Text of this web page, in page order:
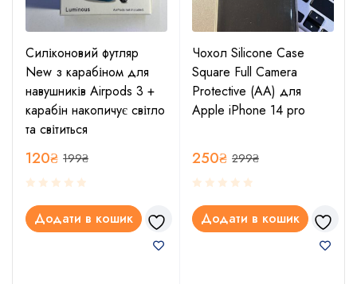
Силіконовий футляр
New з карабіном для
навушників Airpods 3 +
карабін накопичує світло
та світиться
199₴
120₴
Додати в кошик
Чохол Silicone Case
Square Full Camera
Protective (AA) для
Apple iPhone 14 pro
299₴
250₴
Додати в кошик